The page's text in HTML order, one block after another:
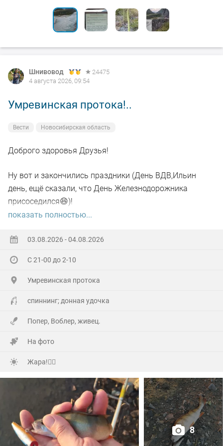
Шнивовод
24475
4 августа 2026, 09:54
Умревинская протока!..
Вести Новосибирская область
Доброго здоровья Друзья!
Ну вот и закончились праздники (День ВДВ,Ильин
день, ещё сказали, что День Железнодорожника
присоседился😆)!
Гостей понаехало(со всех Волостей),сюрприз устроили
точного адреса (потому как первый раз приехали)по
навигатору, полвосьмого утра уже сигналили под
А мы уже с ночи начали отмечать и легли уже часа в
Но я был очень рад их приезду!🤗
Много добрых слов было сказано, конечно подарков,ну
показать полностью...
03.08.2026 - 04.08.2026
С 21-00 до 2-10
Умревинская протока
спиннинг; донная удочка
Попер, Воблер, живец.
На фото
Жара!🙂‍↕️
8